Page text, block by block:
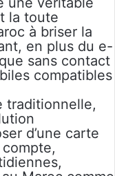
la toute
à briser la
en plus du e-
sans contact
compatibles
traditionnelle,
d’une carte